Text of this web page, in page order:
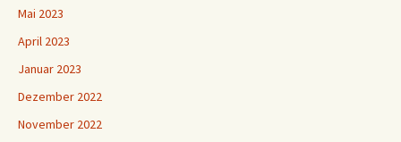
Mai 2023
April 2023
Januar 2023
Dezember 2022
November 2022